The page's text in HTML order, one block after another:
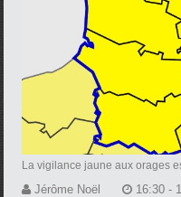
La vigilance jaune aux orages
Jérôme Noël 16:30 -